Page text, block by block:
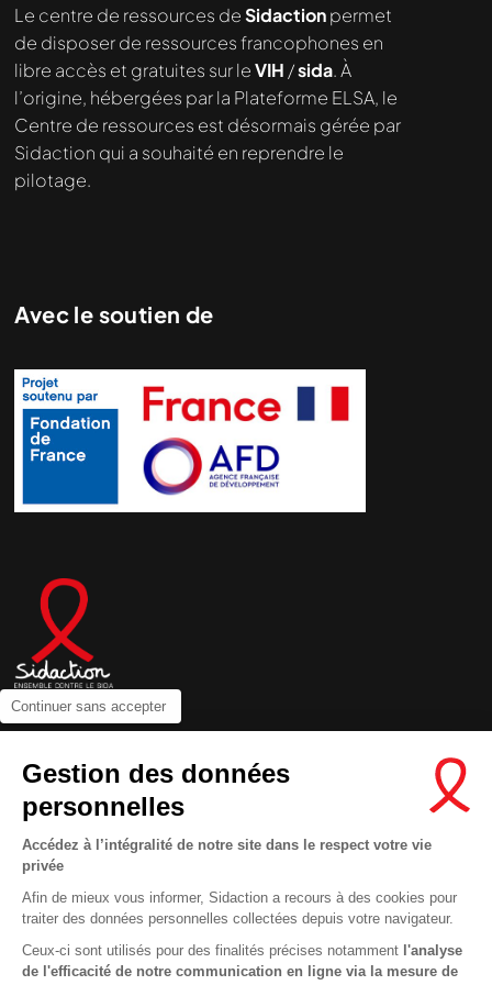
Continuer sans accepter
Gestion des données
personnelles
Accédez à l’intégralité de notre site dans le respect votre vie
privée
Afin de mieux vous informer, Sidaction a recours à des cookies pour
traiter des données personnelles collectées depuis votre navigateur.
Ceux-ci sont utilisés pour des finalités précises notamment l'analyse
de l'efficacité de notre communication en ligne via la mesure de
Nous cherchons le contenu
demandé....
Le centre de ressources deSidactionpermet
de disposer de ressources francophones en
libre accès et gratuites sur leVIH /sida. À
l’origine, hébergées par la Plateforme ELSA, le
Centre de ressources est désormais gérée par
Sidaction qui a souhaité en reprendre le
pilotage.
Avec le soutien de
Newsletter
Nous suivre sur les réseaux :
MENTIONS LÉGALES
CONDITIONS D’UTILISATION ET PROTECTION DES DONNÉES